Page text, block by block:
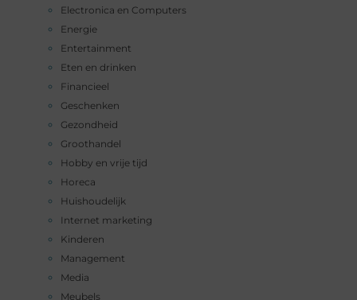
Electronica en Computers
Energie
Entertainment
Eten en drinken
Financieel
Geschenken
Gezondheid
Groothandel
Hobby en vrije tijd
Horeca
Huishoudelijk
Internet marketing
Kinderen
Management
Media
Meubels